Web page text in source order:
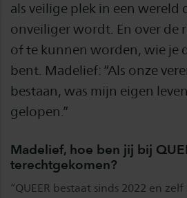
als veilige plek in een wereld
onveiliger wordt. En over de
of te kunnen worden, wie je
bent. Madelief: “Als onze
bestaan, was mijn eigen
gelopen.”
Madelief, hoe ben jij bij
terechtgekomen?
“QUEER bestaat sinds 2022 en